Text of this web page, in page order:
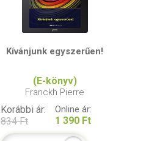
Kívánjunk egyszerűen!
(E-könyv)
Franckh Pierre
Korábbi ár:
834 Ft
Online ár:
1 390 Ft